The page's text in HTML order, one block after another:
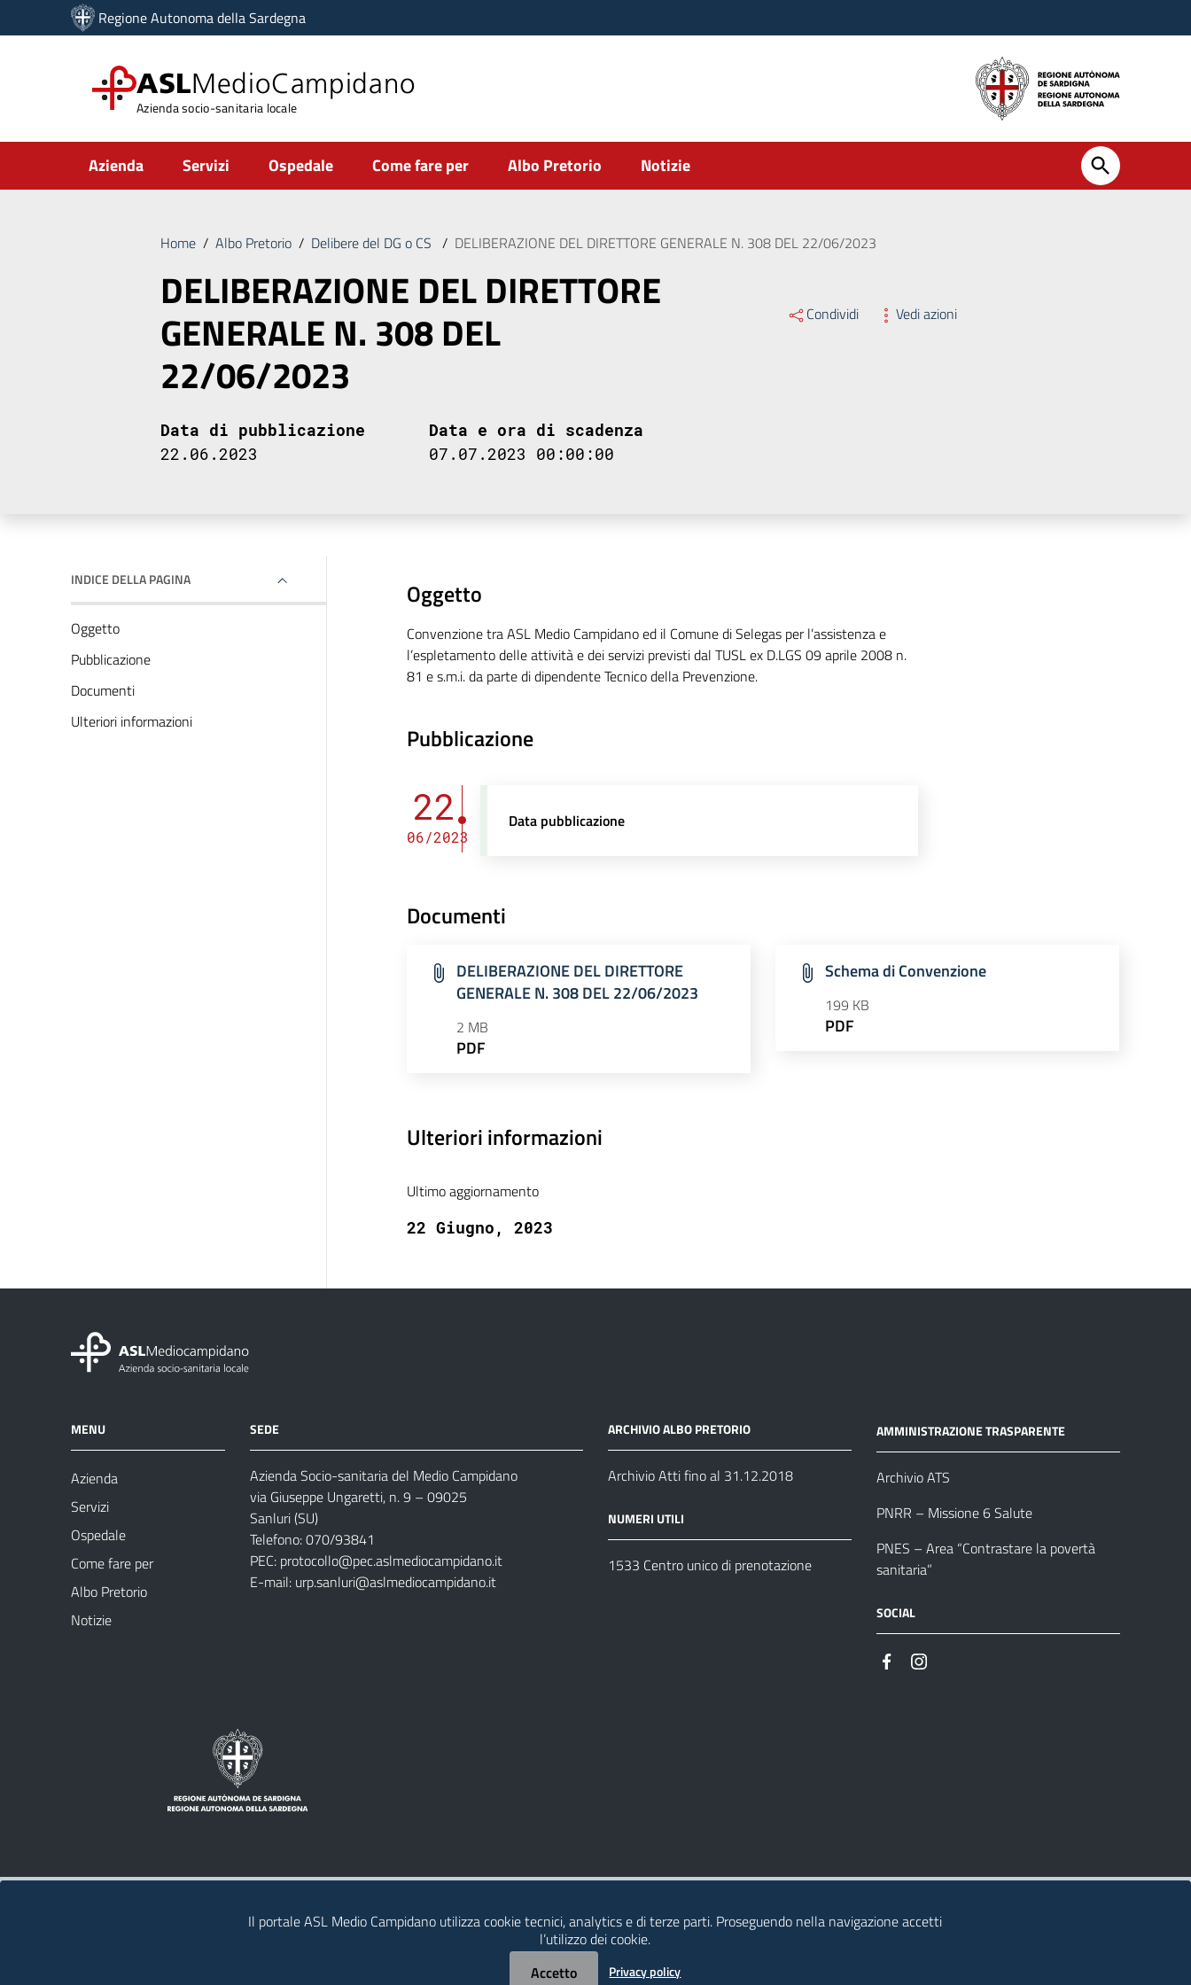
Vai ai contenuti
Vai al menu di navigazione
Regione Autonoma della Sardegna
ASLMedioCampidano
Azienda socio-sanitaria locale
Submenu
Azienda Servizi Ospedale Come fare per Albo Pretorio Notizie
Home / Albo Pretorio / Delibere del DG o CS / DELIBERAZIONE DEL DIRETTORE GENERALE N. 308 DEL 22/06/2023
DELIBERAZIONE DEL DIRETTORE
GENERALE N. 308 DEL
22/06/2023
Condividi Vedi azioni
Data di pubblicazione
22.06.2023
Data e ora di scadenza
07.07.2023 00:00:00
INDICE DELLA PAGINA
Oggetto
Pubblicazione
Documenti
Ulteriori informazioni
Oggetto
Convenzione tra ASL Medio Campidano ed il Comune di Selegas per l’assistenza e
l’espletamento delle attività e dei servizi previsti dal TUSL ex D.LGS 09 aprile 2008 n.
81 e s.m.i. da parte di dipendente Tecnico della Prevenzione.
Pubblicazione
22
06/2023
Data pubblicazione
Documenti
DELIBERAZIONE DEL DIRETTORE
GENERALE N. 308 DEL 22/06/2023
2 MB
PDF
Schema di Convenzione
199 KB
PDF
Ulteriori informazioni
Ultimo aggiornamento
22 Giugno, 2023
MENU
Azienda
Servizi
Ospedale
Come fare per
Albo Pretorio
Notizie
SEDE
Azienda Socio-sanitaria del Medio Campidano
via Giuseppe Ungaretti, n. 9 – 09025
Sanluri (SU)
Telefono: 070/93841
PEC: protocollo@pec.aslmediocampidano.it
E-mail: urp.sanluri@aslmediocampidano.it
ARCHIVIO ALBO PRETORIO
Archivio Atti fino al 31.12.2018
NUMERI UTILI
1533 Centro unico di prenotazione
AMMINISTRAZIONE TRASPARENTE
Archivio ATS
PNRR – Missione 6 Salute
PNES – Area “Contrastare la povertà
sanitaria”
SOCIAL
Il portale ASL Medio Campidano utilizza cookie tecnici, analytics e di terze parti. Proseguendo nella navigazione accetti
l’utilizzo dei cookie.
Accetto
Privacy policy